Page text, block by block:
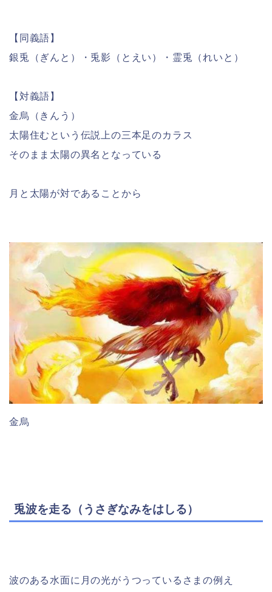
【同義語】
銀兎（ぎんと）・兎影（とえい）・霊兎（れいと）
【対義語】
金烏（きんう）
太陽住むという伝説上の三本足のカラス
そのまま太陽の異名となっている
月と太陽が対であることから
金烏
兎波を走る（うさぎなみをはしる）
波のある水面に月の光がうつっているさまの例え